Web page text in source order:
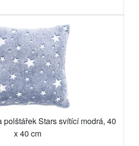
Stars svítící modrá, 40
x 40 cm